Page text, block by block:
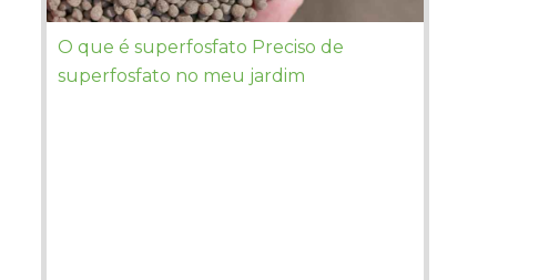
O que é superfosfato Preciso de
superfosfato no meu jardim